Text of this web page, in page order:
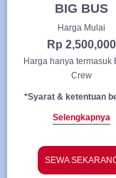
BIG BUS
Harga Mulai
Rp 2,500,000
Harga hanya termasuk
Crew
*Syarat & ketentuan
Selengkapnya
SEWA